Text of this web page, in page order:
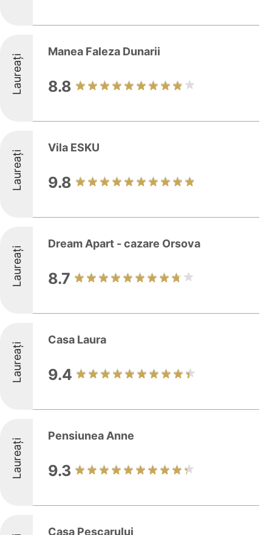
Laureați
Manea Faleza Dunarii
8.8
Laureați
Vila ESKU
9.8
Laureați
Dream Apart - cazare Orsova
8.7
Laureați
Casa Laura
9.4
Laureați
Pensiunea Anne
9.3
Casa Pescarului